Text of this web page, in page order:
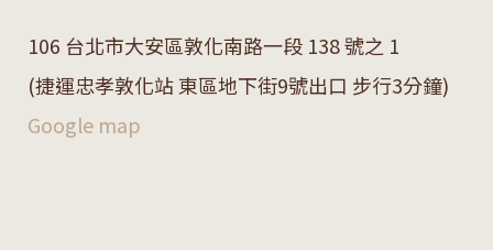
106 台北市大安區敦化南路一段 138 號之 1
(捷運忠孝敦化站 東區地下街9號出口 步行3分鐘)
Google map